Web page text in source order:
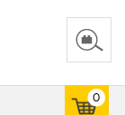
0